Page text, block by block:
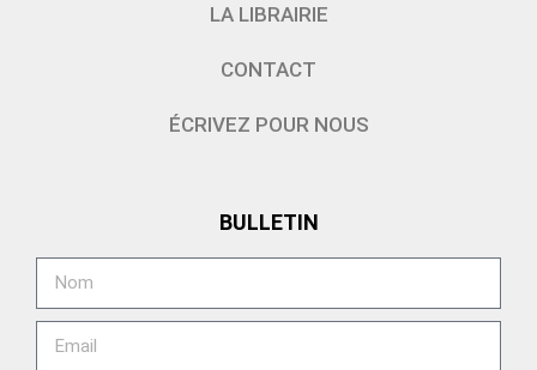
LA LIBRAIRIE
CONTACT
ÉCRIVEZ POUR NOUS
BULLETIN